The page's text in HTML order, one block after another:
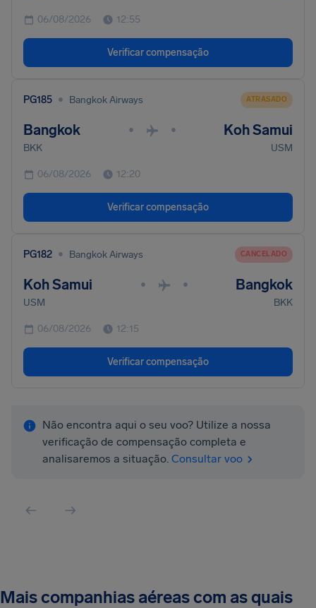
06/08/2026 12:55
Verificar compensação
PG185 • Bangkok Airways ATRASADO
Bangkok • • Koh Samui
BKK USM
06/08/2026 12:20
Verificar compensação
PG182 • Bangkok Airways CANCELADO
Koh Samui • • Bangkok
USM BKK
06/08/2026 12:15
Verificar compensação
Não encontra aqui o seu voo? Utilize a nossa
verificação de compensação completa e
analisaremos a situação. Consultar voo
Mais companhias aéreas com as quais